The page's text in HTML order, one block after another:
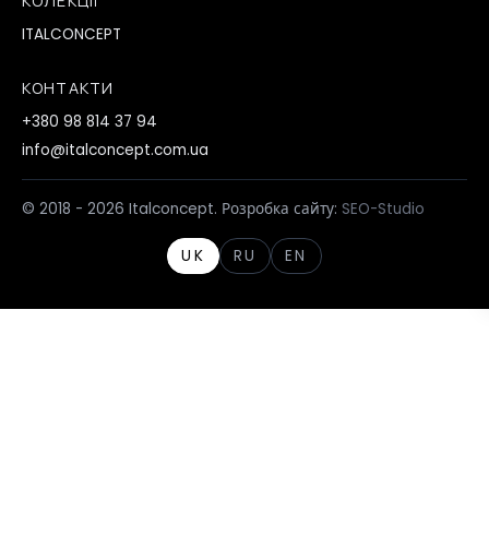
ITALCONCEPT
КОНТАКТИ
+380 98 814 37 94
info@italconcept.com.ua
© 2018 - 2026 Italconcept. Розробка сайту: SEO-Studio
UK RU EN